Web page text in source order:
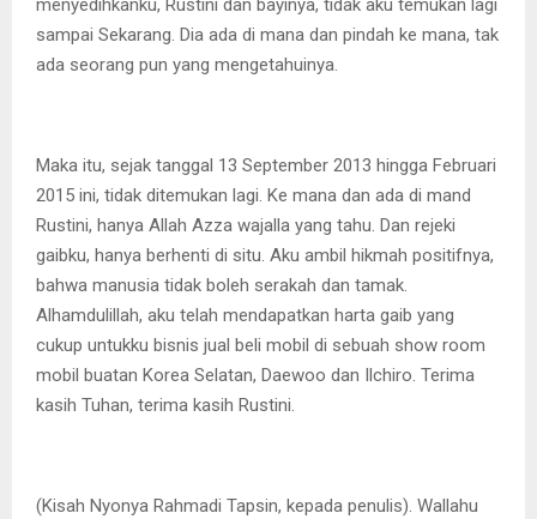
menyedihkanku, Rustini dan bayinya, tidak aku temukan lagi
sampai Sekarang. Dia ada di mana dan pindah ke mana, tak
ada seorang pun yang mengetahuinya.
Maka itu, sejak tanggal 13 September 2013 hingga Februari
2015 ini, tidak ditemukan lagi. Ke mana dan ada di mand
Rustini, hanya Allah Azza wajalla yang tahu. Dan rejeki
gaibku, hanya berhenti di situ. Aku ambil hikmah positifnya,
bahwa manusia tidak boleh serakah dan tamak.
Alhamdulillah, aku telah mendapatkan harta gaib yang
cukup untukku bisnis jual beli mobil di sebuah show room
mobil buatan Korea Selatan, Daewoo dan Ilchiro. Terima
kasih Tuhan, terima kasih Rustini.
(Kisah Nyonya Rahmadi Tapsin, kepada penulis). Wallahu